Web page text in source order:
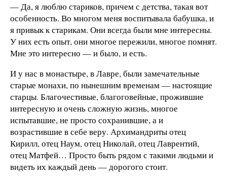
— Да, я люблю стариков, причем с детства, такая вот
особенность. Во многом меня воспитывала бабушка, и
я привык к старикам. Они всегда были мне интересны.
У них есть опыт, они многое пережили, многое помнят.
Мне это интересно — и было, и есть.
И у нас в монастыре, в Лавре, были замечательные
старые монахи, по нынешним временам — настоящие
старцы. Благочестивые, благоговейные, прожившие
интересную и очень сложную жизнь, многое
испытавшие, не просто сохранившие, а и
возрастившие в себе веру. Архимандриты отец
Кирилл, отец Наум, отец Николай, отец Лаврентий,
отец Матфей… Просто быть рядом с такими людьми и
видеть их каждый день — дорогого стоит.